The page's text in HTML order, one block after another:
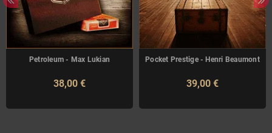
Petroleum - Max Lukian
38,00 €
Pocket Prestige - Henri Beaumont
39,00 €